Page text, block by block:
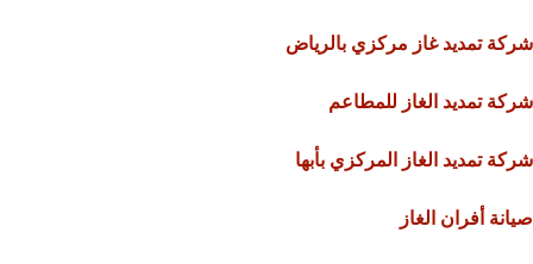
شركة تمديد غاز مركزي بالرياض
شركة تمديد الغاز للمطاعم
شركة تمديد الغاز المركزي بأبها
صيانة أفران الغاز